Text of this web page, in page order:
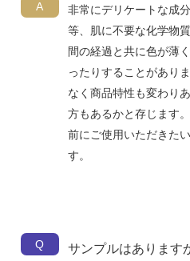
A
非常にデリケートな成
等、肌に不要な化学物
間の経過と共に色が薄
ったりすることがあり
なく商品特性も変わり
方もあるかと存じます
前にご使用いただきた
す。
Q サンプルはあります